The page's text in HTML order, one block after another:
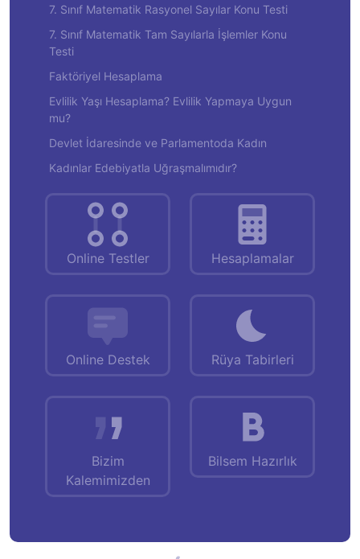
7. Sınıf Matematik Rasyonel Sayılar Konu Testi
7. Sınıf Matematik Tam Sayılarla İşlemler Konu
Testi
Faktöriyel Hesaplama
Evlilik Yaşı Hesaplama? Evlilik Yapmaya Uygun
mu?
Devlet İdaresinde ve Parlamentoda Kadın
Kadınlar Edebiyatla Uğraşmalımıdır?
Online Testler Hesaplamalar
Online Destek Rüya Tabirleri
Bizim
Kalemimizden
Bilsem Hazırlık